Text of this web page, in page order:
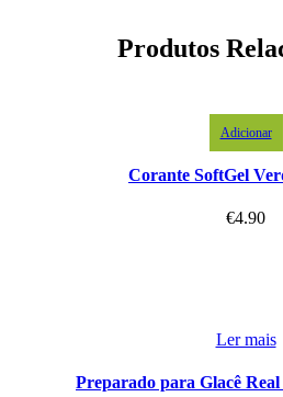
Produtos
Adicionar
Corante SoftGel
€4.90
Ler mais
Preparado para Glacê